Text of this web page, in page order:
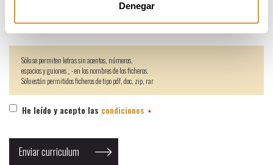
Denegar
Sólo se permiten letras sin acentos, números,
espacios y guiones _ - en los nombres de los ficheros.
Sólo están permitidos ficheros de tipo pdf, doc, zip, rar
He leído y acepto las condiciones